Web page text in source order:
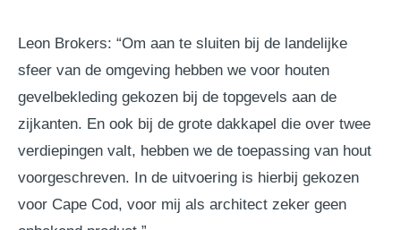
Leon Brokers: “Om aan te sluiten bij de landelijke
sfeer van de omgeving hebben we voor houten
gevelbekleding gekozen bij de topgevels aan de
zijkanten. En ook bij de grote dakkapel die over twee
verdiepingen valt, hebben we de toepassing van hout
voorgeschreven. In de uitvoering is hierbij gekozen
voor Cape Cod, voor mij als architect zeker geen